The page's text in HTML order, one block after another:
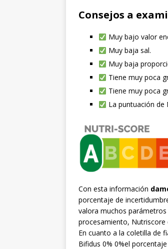
Consejos a
Muy bajo valor
Muy baja sal.
Muy baja
Tiene muy poca
Tiene muy poca
La puntuación de
Con esta información
porcentaje de
valora muchos
procesamiento,
En cuanto a la coletilla de
Bifidus 0% 0%el